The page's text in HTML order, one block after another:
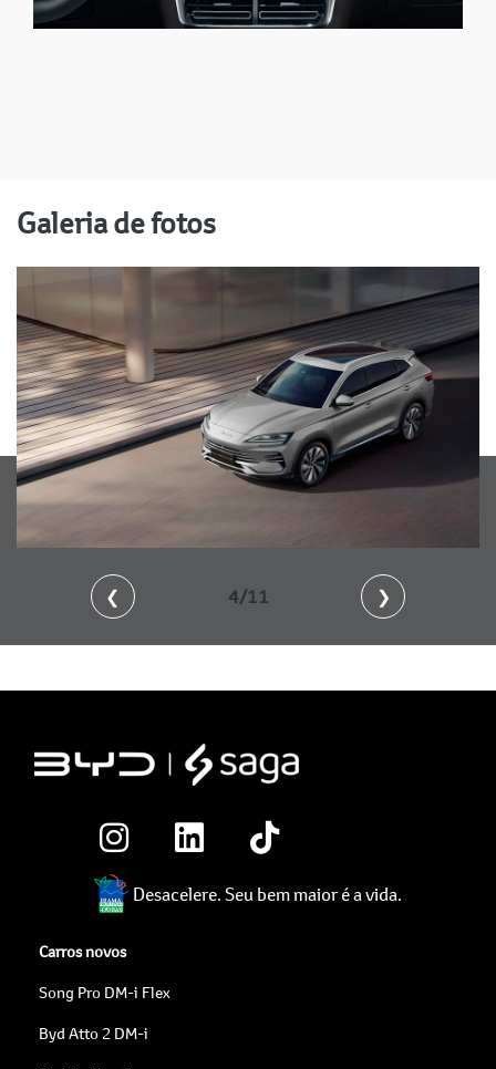
Galeria de fotos
❮ 4/11 ❯
Desacelere. Seu bem maior é a vida.
Carros novos
Song Pro DM-i Flex
Byd Atto 2 DM-i